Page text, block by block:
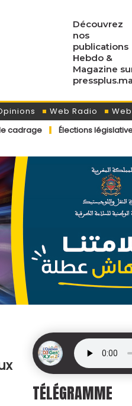
Découvrez
nos
publications
Hebdo &
Magazine
pressplus.ma
Web Radio
législatives 2026 :
TÉLÉGRAMME